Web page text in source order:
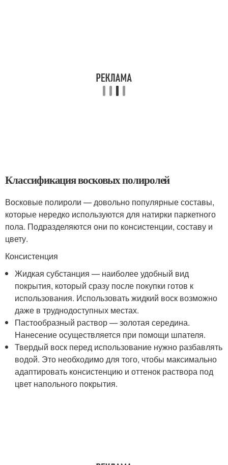
Классификация восковых полиролей
Восковые полироли — довольно популярные составы,
которые нередко используются для натирки паркетного
пола. Подразделяются они по консистенции, составу и
цвету.
Консистенция
Жидкая субстанция — наиболее удобный вид
покрытия, который сразу после покупки готов к
использования. Использовать жидкий воск возможно
даже в труднодоступных местах.
Пастообразный раствор — золотая середина.
Нанесение осуществляется при помощи шпателя.
Твердый воск перед использование нужно разбавлять
водой. Это необходимо для того, чтобы максимально
адаптировать консистенцию и оттенок раствора под
цвет напольного покрытия.